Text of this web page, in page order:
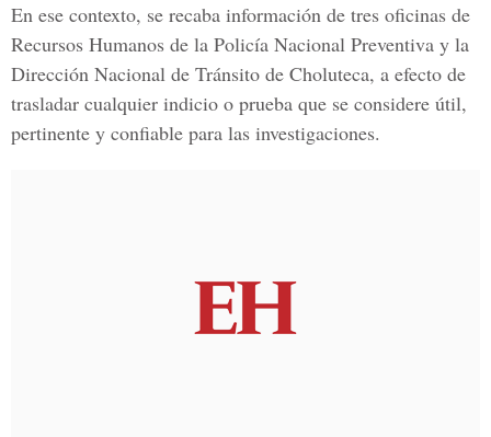
En ese contexto, se recaba información de tres oficinas de
Recursos Humanos de la Policía Nacional Preventiva y la
Dirección Nacional de Tránsito de Choluteca, a efecto de
trasladar cualquier indicio o prueba que se considere útil,
pertinente y confiable para las investigaciones.